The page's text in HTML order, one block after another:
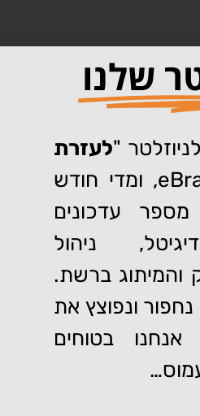
את כל המידע על ניהול
אנו מתעדכנים כל העת
שלנו
"לעזרת
" של eBrand, ומדי חודש
עדכונים
ניהול
והמיתוג ברשת.
ונפוצץ את
בטוחים